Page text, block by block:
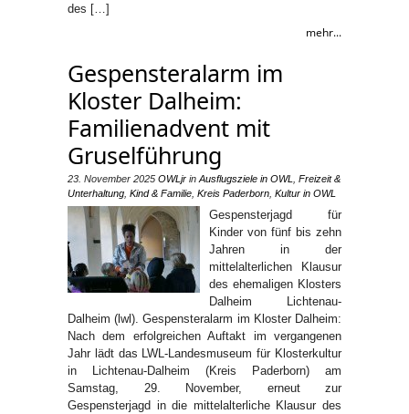
des […]
mehr...
Gespensteralarm im
Kloster Dalheim:
Familienadvent mit
Gruselführung
23. November 2025 OWLjr in Ausflugsziele in OWL
Freizeit &
Unterhaltung Kind & Familie Kreis Paderborn Kultur in OWL
Gespensterjagd für
Kinder von fünf bis zehn
Jahren in der
mittelalterlichen Klausur
des ehemaligen Klosters
Dalheim Lichtenau-
Dalheim (lwl). Gespensteralarm im Kloster Dalheim:
Nach dem erfolgreichen Auftakt im vergangenen
Jahr lädt das LWL-Landesmuseum für Klosterkultur
in Lichtenau-Dalheim (Kreis Paderborn) am
Samstag, 29. November, erneut zur
Gespensterjagd in die mittelalterliche Klausur des